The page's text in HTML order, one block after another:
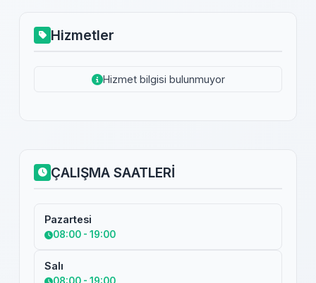
Hizmetler
Hizmet bilgisi bulunmuyor
ÇALIŞMA SAATLERİ
Pazartesi
08:00 - 19:00
Salı